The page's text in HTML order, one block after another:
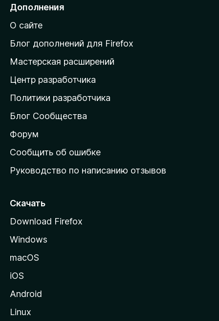
й
т
и
а
д
о
а
ш
н
ю
т
а
н
у
M
Дополнения
О сайте
Блог дополнений для Firefox
Мастерская расширений
Центр разработчика
Политики разработчика
Блог Сообщества
Форум
Сообщить об ошибке
Руководство по написанию отзывов
Скачать
Download Firefox
Windows
macOS
iOS
Android
Linux